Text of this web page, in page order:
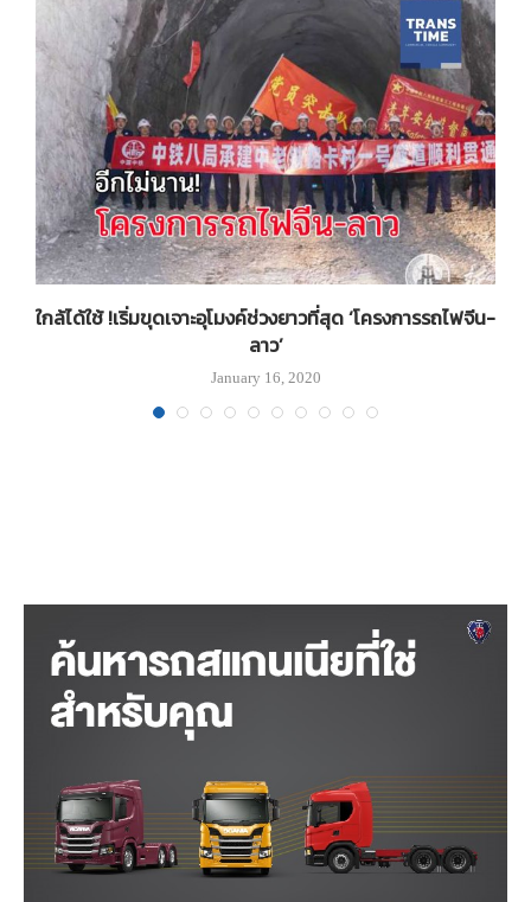
ใกล้ได้ใช้ !เริ่มขุดเจาะอุโมงค์ช่วงยาวที่สุด ‘โครงการรถไฟจีน-
ลาว’
January 16, 2020